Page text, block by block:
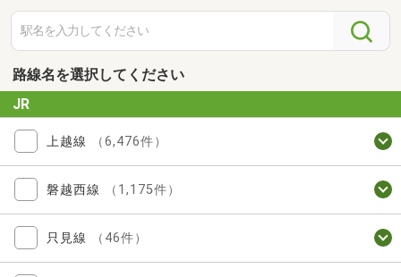
路線名を選択してください
JR
上越線 （6,476件）
磐越西線 （1,175件）
只見線 （46件）